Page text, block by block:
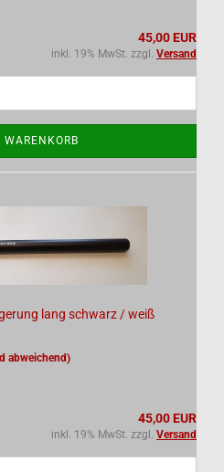
45,00 EUR
inkl. 19% MwSt. zzgl. Versand
WARENKORB
lang schwarz / weiß
abweichend)
45,00 EUR
inkl. 19% MwSt. zzgl. Versand